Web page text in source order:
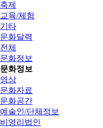
축제
교육/체험
기타
문화달력
전체
문화정보
문화정보
영상
문화자료
문화공간
예술인/단체정보
비영리법인